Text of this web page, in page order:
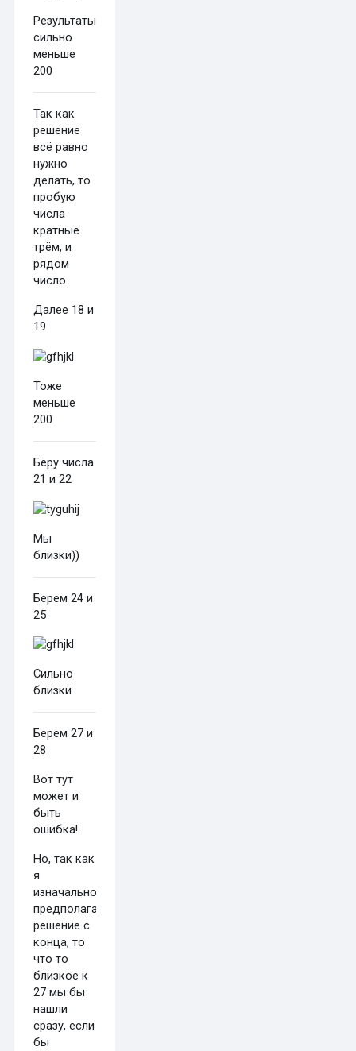
Результаты
сильно
меньше
200
Так как
решение
всё равно
нужно
делать, то
пробую
числа
кратные
трём, и
рядом
число.
Далее 18 и
19
Тоже
меньше
200
Беру числа
21 и 22
Мы
близки))
Берем 24 и
25
Сильно
близки
Берем 27 и
28
Вот тут
может и
быть
ошибка!
Но, так как
я
изначально
предполагал
решение с
конца, то
что то
близкое к
27 мы бы
нашли
сразу, если
бы